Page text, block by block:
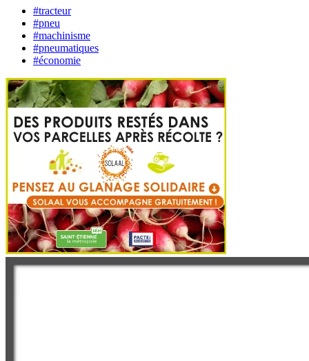
#tracteur
#pneu
#machinisme
#pneumatiques
#économie